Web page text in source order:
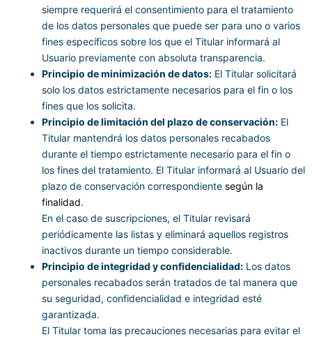
siempre requerirá el consentimiento para el tratamiento
de los datos personales que puede ser para uno o varios
fines específicos sobre los que el Titular informará al
Usuario previamente con absoluta transparencia.
Principio de minimización de datos: El Titular solicitará
solo los datos estrictamente necesarios para el fin o los
fines que los solicita.
Principio de limitación del plazo de conservación: El
Titular mantendrá los datos personales recabados
durante el tiempo estrictamente necesario para el fin o
los fines del tratamiento. El Titular informará al Usuario del
plazo de conservación correspondiente según la
finalidad.
En el caso de suscripciones, el Titular revisará
periódicamente las listas y eliminará aquellos registros
inactivos durante un tiempo considerable.
Principio de integridad y confidencialidad: Los datos
personales recabados serán tratados de tal manera que
su seguridad, confidencialidad e integridad esté
garantizada.
El Titular toma las precauciones necesarias para evitar el